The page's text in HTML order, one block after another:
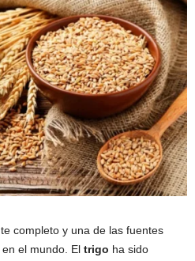
completo y una de las fuentes
el mundo. El trigo ha sido